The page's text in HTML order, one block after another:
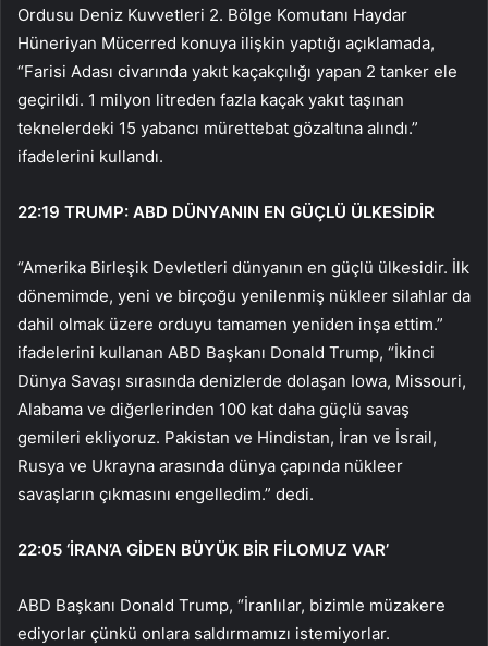
Ordusu Deniz Kuvvetleri 2. Bölge Komutanı Haydar
Hüneriyan Mücerred konuya ilişkin yaptığı açıklamada,
“Farisi Adası civarında yakıt kaçakçılığı yapan 2 tanker ele
geçirildi. 1 milyon litreden fazla kaçak yakıt taşınan
teknelerdeki 15 yabancı mürettebat gözaltına alındı.”
ifadelerini kullandı.
22:19 TRUMP: ABD DÜNYANIN EN GÜÇLÜ ÜLKESİDİR
“Amerika Birleşik Devletleri dünyanın en güçlü ülkesidir. İlk
dönemimde, yeni ve birçoğu yenilenmiş nükleer silahlar da
dahil olmak üzere orduyu tamamen yeniden inşa ettim.”
ifadelerini kullanan ABD Başkanı Donald Trump, “İkinci
Dünya Savaşı sırasında denizlerde dolaşan Iowa, Missouri,
Alabama ve diğerlerinden 100 kat daha güçlü savaş
gemileri ekliyoruz. Pakistan ve Hindistan, İran ve İsrail,
Rusya ve Ukrayna arasında dünya çapında nükleer
savaşların çıkmasını engelledim.” dedi.
22:05 ‘İRAN’A GİDEN BÜYÜK BİR FİLOMUZ VAR’
ABD Başkanı Donald Trump, “İranlılar, bizimle müzakere
ediyorlar çünkü onlara saldırmamızı istemiyorlar.